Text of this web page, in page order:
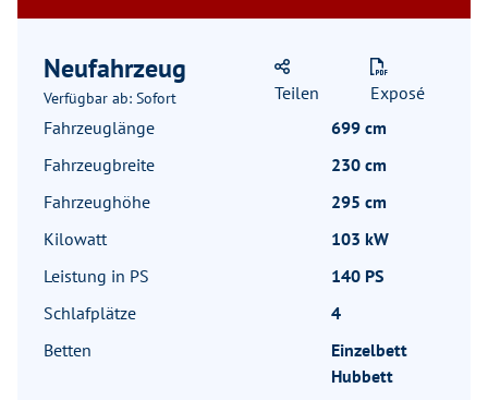
Neufahrzeug
Verfügbar ab: Sofort Teilen
Exposé
Fahrzeuglänge
699 cm
Fahrzeugbreite
230 cm
Fahrzeughöhe
295 cm
Kilowatt
103 kW
Leistung in PS
140 PS
Schlafplätze
4
Betten
Einzelbett
Hubbett